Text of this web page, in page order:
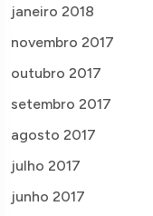
janeiro 2018
novembro 2017
outubro 2017
setembro 2017
agosto 2017
julho 2017
junho 2017